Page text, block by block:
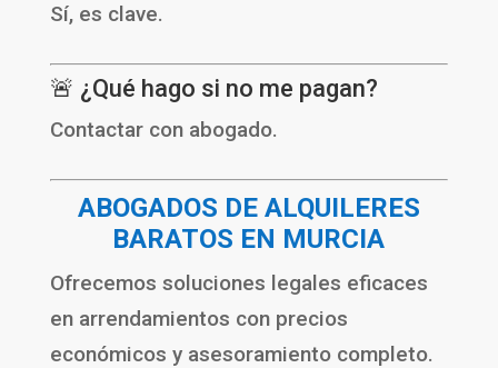
Sí, es clave.
🚨 ¿Qué hago si no me pagan?
Contactar con abogado.
ABOGADOS DE ALQUILERES
BARATOS EN MURCIA
Ofrecemos soluciones legales eficaces
en arrendamientos con precios
económicos y asesoramiento completo.